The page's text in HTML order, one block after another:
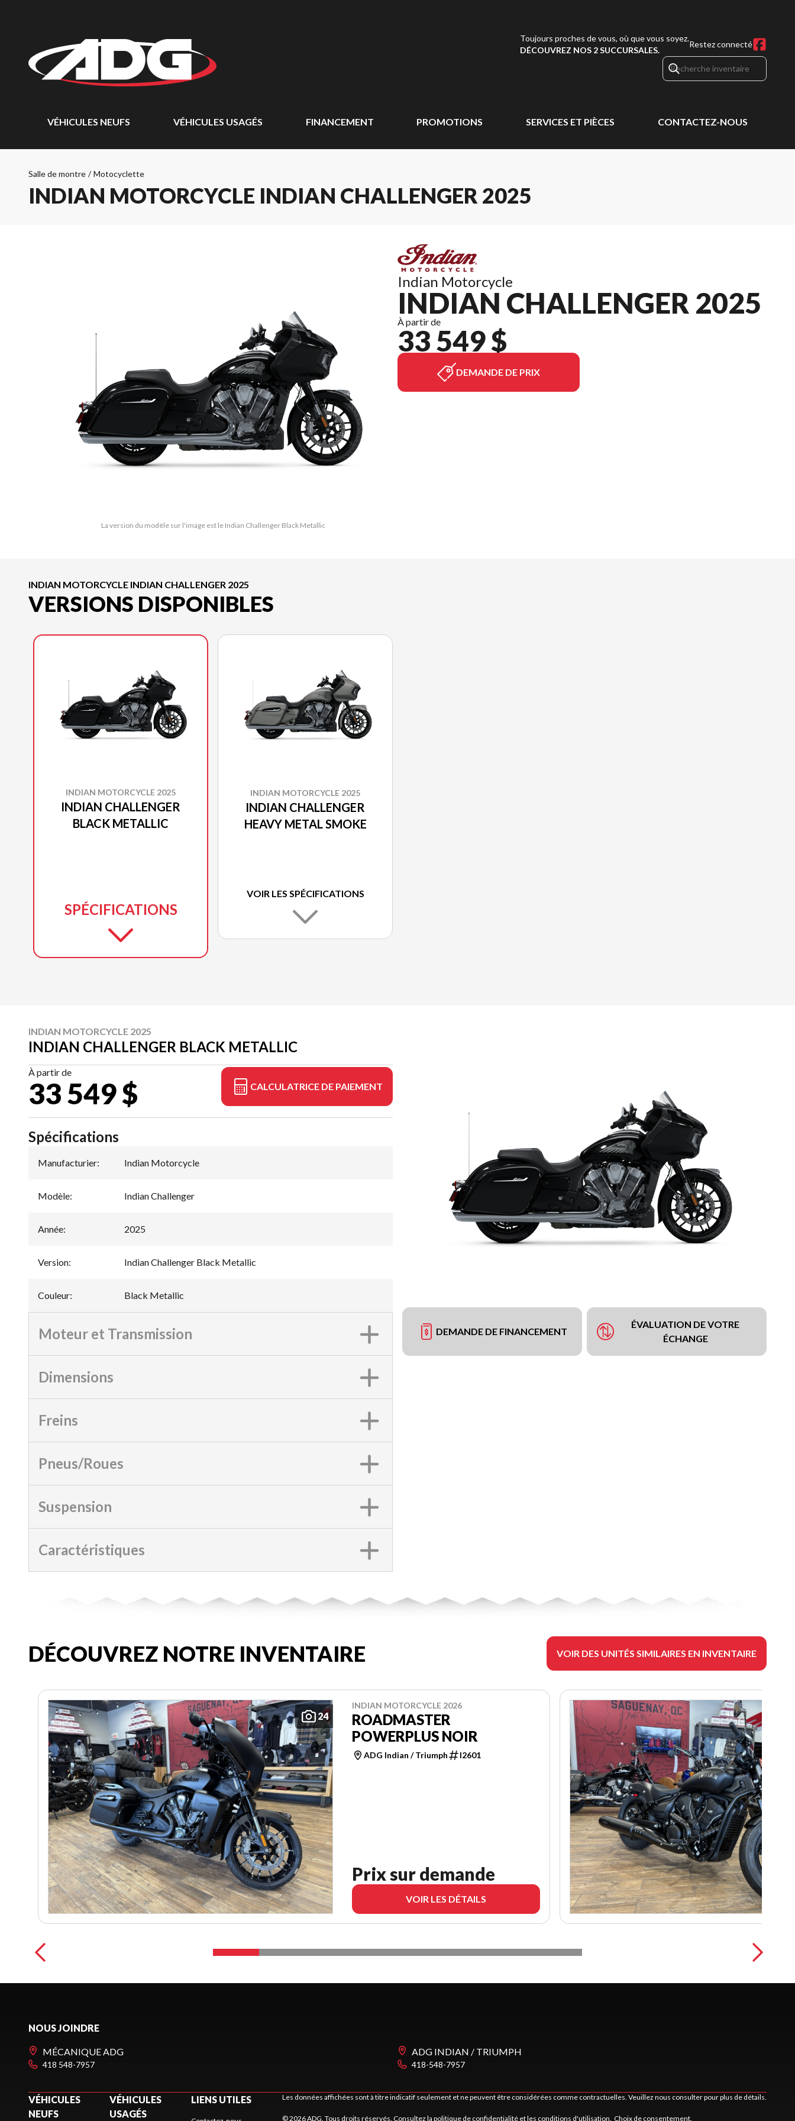
Toujours proches de vous, où que vous soyez.
DÉCOUVREZ NOS 2 SUCCURSALES.
Restez connecté
VÉHICULES NEUFS VÉHICULES USAGÉS FINANCEMENT PROMOTIONS SERVICES ET PIÈCES CONTACTEZ-NOUS
Salle de montre / Motocyclette
INDIAN MOTORCYCLE INDIAN CHALLENGER 2025
La version du modèle sur l'image est le Indian Challenger Black Metallic
Indian Motorcycle
INDIAN CHALLENGER 2025
À partir de
33 549 $
DEMANDE DE PRIX
INDIAN MOTORCYCLE INDIAN CHALLENGER 2025
VERSIONS DISPONIBLES
INDIAN MOTORCYCLE 2025
INDIAN CHALLENGER
BLACK METALLIC
SPÉCIFICATIONS
INDIAN MOTORCYCLE 2025
INDIAN CHALLENGER
HEAVY METAL SMOKE
VOIR LES SPÉCIFICATIONS
INDIAN MOTORCYCLE 2025
INDIAN CHALLENGER BLACK METALLIC
À partir de
33 549 $ CALCULATRICE DE PAIEMENT
DEMANDE DE FINANCEMENT
ÉVALUATION DE VOTRE
ÉCHANGE
Spécifications
Manufacturier: Indian Motorcycle
Modèle: Indian Challenger
Année: 2025
Version: Indian Challenger Black Metallic
Couleur: Black Metallic
Moteur et Transmission
Dimensions
Freins
Pneus/Roues
Suspension
Caractéristiques
DÉCOUVREZ NOTRE INVENTAIRE VOIR DES UNITÉS SIMILAIRES EN INVENTAIRE
24
INDIAN MOTORCYCLE 2026
ROADMASTER
POWERPLUS NOIR
ADG Indian / Triumph I2601
Prix sur demande
VOIR LES DÉTAILS
NOUS JOINDRE
MÉCANIQUE ADG
418 548-7957
ADG INDIAN / TRIUMPH
418-548-7957
VÉHICULES
NEUFS
VÉHICULES
USAGÉS
LIENS UTILES Les données affichées sont à titre indicatif seulement et ne peuvent être considérées comme contractuelles. Veuillez nous consulter pour plus de détails.
© 2026 ADG. Tous droits réservés. Consultez la politique de confidentialité et les conditions d'utilisation Choix de consentement.